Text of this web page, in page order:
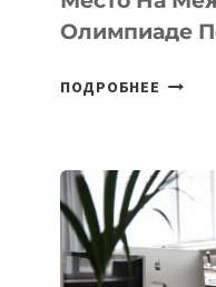
Олимпиаде
ПОДРОБНЕЕ
ЗАНЯЛ
МЕСТО
НА